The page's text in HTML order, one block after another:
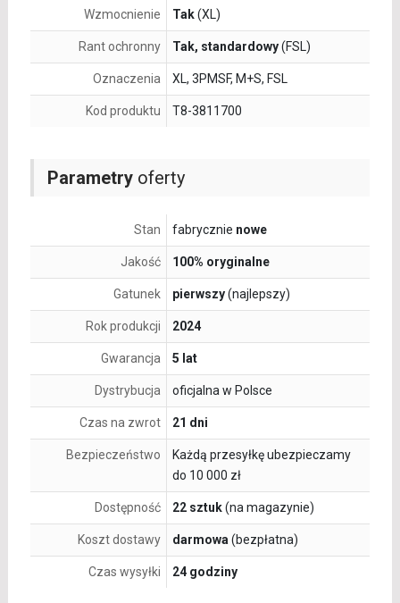
Parametryoferty
Stan fabrycznie nowe
Jakość 100% oryginalne
Gatunek pierwszy(najlepszy)
Rok produkcji 2024
Gwarancja 5 lat
Dystrybucja oficjalna w Polsce
Czas na zwrot 21 dni
Bezpieczeństwo
Każdą przesyłkę ubezpieczamy
do 10 000 zł
Dostępność 22 sztuk(na magazynie)
Koszt dostawy darmowa (bezpłatna)
Czas wysyłki 24 godziny
Wzmocnienie Tak(XL)
Rant ochronny Tak, standardowy(FSL)
Oznaczenia XL, 3PMSF, M+S, FSL
Kod produktu T8-3811700